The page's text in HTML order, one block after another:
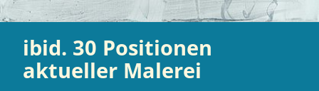
ibid. 30 Positionen
aktueller Malerei